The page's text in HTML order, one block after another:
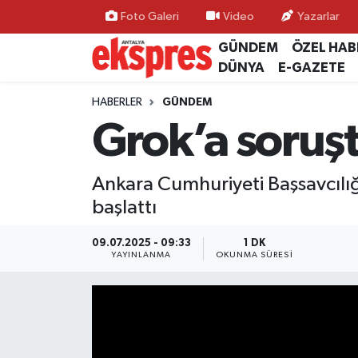
Foto Galeri Video Yazarlar
GÜNDEM ÖZEL
DÜNYA
E-GAZETE
HABERLER GÜNDEM
Grok’a
Ankara Cumhuriyeti
başlattı
09.07.2025 - 09:33
YAYINLANMA
1 DK
OKUNMA SÜRESI
ÖZEL HABER
GÜNDEM
YEREL GÜNDEM
EKONOMİ
Nöbetçi Eczaneler
Hava Durumu
Trafik Durumu
Süper Lig Puan Durumu ve Fikstür